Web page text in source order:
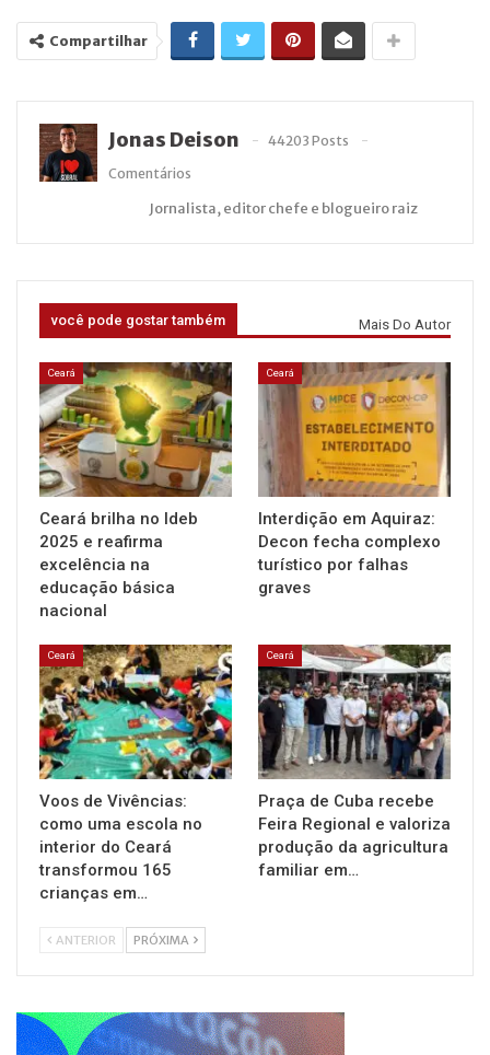
Compartilhar
Jonas Deison
44203 Posts
Comentários
Jornalista, editor chefe e blogueiro raiz
você pode gostar também Mais Do Autor
Ceará
Ceará brilha no Ideb
2025 e reafirma
excelência na
educação básica
nacional
Ceará
Interdição em Aquiraz:
Decon fecha complexo
turístico por falhas
graves
Ceará
Voos de Vivências:
como uma escola no
interior do Ceará
transformou 165
crianças em…
Ceará
Praça de Cuba recebe
Feira Regional e valoriza
produção da agricultura
familiar em…
ANTERIOR PRÓXIMA